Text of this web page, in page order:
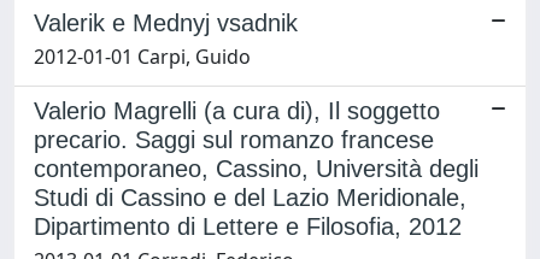
Valerik e Mednyj vsadnik
2012-01-01 Carpi, Guido
Valerio Magrelli (a cura di), Il soggetto
precario. Saggi sul romanzo francese
contemporaneo, Cassino, Università degli
Studi di Cassino e del Lazio Meridionale,
Dipartimento di Lettere e Filosofia, 2012